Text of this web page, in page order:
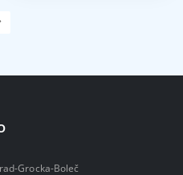
Grocka-Boleč